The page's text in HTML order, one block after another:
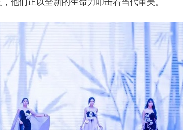
他们正以全新的生命力叩击着当代审美。